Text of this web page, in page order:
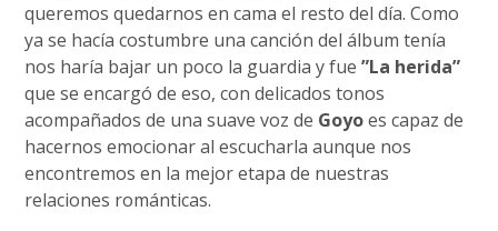
queremos quedarnos en cama el resto del día. Como
ya se hacía costumbre una canción del álbum tenía
nos haría bajar un poco la guardia y fue”La herida”
que se encargó de eso, con delicados tonos
acompañados de una suave voz de Goyoes capaz de
hacernos emocionar al escucharla aunque nos
encontremos en la mejor etapa de nuestras
relaciones románticas.